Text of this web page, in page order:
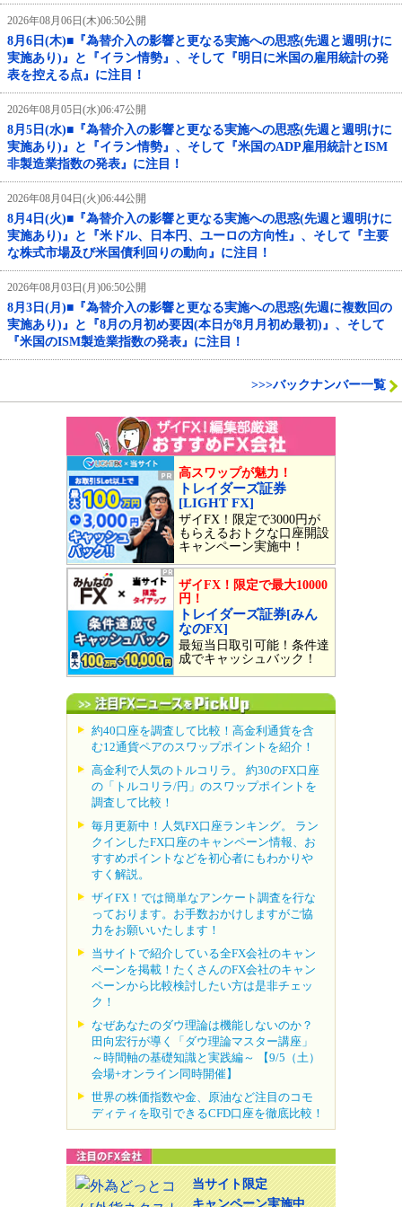
2026年08月06日(木)06:50公開
8月6日(木)■『為替介入の影響と更なる実施への思惑(先週と週明けに
実施あり)』と『イラン情勢』、そして『明日に米国の雇用統計の発
表を控える点』に注目！
2026年08月05日(水)06:47公開
8月5日(水)■『為替介入の影響と更なる実施への思惑(先週と週明けに
実施あり)』と『イラン情勢』、そして『米国のADP雇用統計とISM
非製造業指数の発表』に注目！
2026年08月04日(火)06:44公開
8月4日(火)■『為替介入の影響と更なる実施への思惑(先週と週明けに
実施あり)』と『米ドル、日本円、ユーロの方向性』、そして『主要
な株式市場及び米国債利回りの動向』に注目！
2026年08月03日(月)06:50公開
8月3日(月)■『為替介入の影響と更なる実施への思惑(先週に複数回の
実施あり)』と『8月の月初め要因(本日が8月月初め最初)』、そして
『米国のISM製造業指数の発表』に注目！
>>>バックナンバー一覧
高スワップが魅力！
トレイダーズ証券
[LIGHT FX]
ザイFX！限定で3000円が
もらえるおトクな口座開設
キャンペーン実施中！
ザイFX！限定で最大10000
円！
トレイダーズ証券[みん
なのFX]
最短当日取引可能！条件達
成でキャッシュバック！
約40口座を調査して比較！高金利通貨を含
む12通貨ペアのスワップポイントを紹介！
高金利で人気のトルコリラ。 約30のFX口座
の「トルコリラ/円」のスワップポイントを
調査して比較！
毎月更新中！人気FX口座ランキング。 ラン
クインしたFX口座のキャンペーン情報、お
すすめポイントなどを初心者にもわかりや
すく解説。
ザイFX！では簡単なアンケート調査を行な
っております。お手数おかけしますがご協
力をお願いいたします！
当サイトで紹介している全FX会社のキャン
ペーンを掲載！たくさんのFX会社のキャン
ペーンから比較検討したい方は是非チェッ
ク！
なぜあなたのダウ理論は機能しないのか？
田向宏行が導く「ダウ理論マスター講座」
～時間軸の基礎知識と実践編～ 【9/5（土）
会場+オンライン同時開催】
世界の株価指数や金、原油など注目のコモ
ディティを取引できるCFD口座を徹底比較！
当サイト限定
キャンペーン実施中